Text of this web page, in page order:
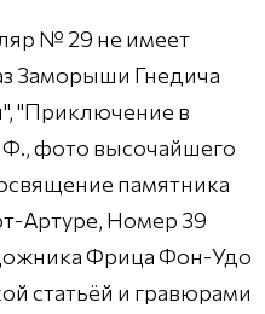
№ 29 не имеет
Заморыши Гнедича
"Приключение в
Ф., фото высочайшего
памятника
Артуре, Номер 39
Фрица Фон-Удо
статьёй и гравюрами